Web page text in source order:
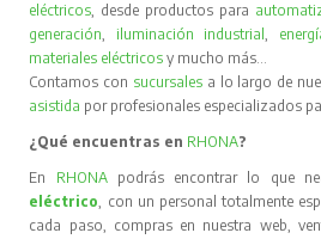
eléctricos, desde productos para
generación, iluminación industrial,
materiales eléctricos y mucho más…
Contamos con sucursales a lo largo de
asistida por profesionales especializados
¿Qué encuentras en RHONA?
En RHONA podrás encontrar lo que
eléctrico, con un personal totalmente
cada paso, compras en nuestra web,